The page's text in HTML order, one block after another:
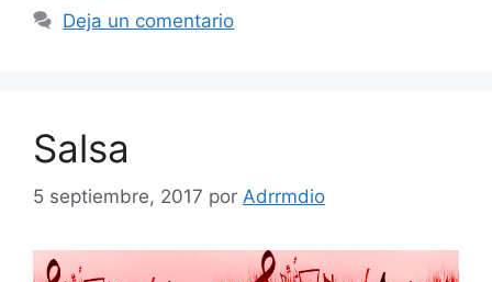
Deja un comentario
Salsa
5 septiembre, 2017 por Adrrmdio